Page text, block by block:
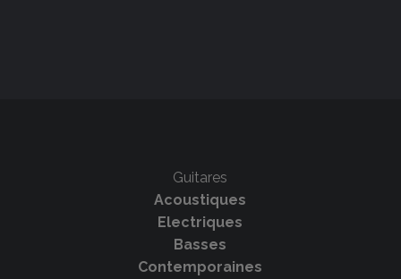
Guitares
Acoustiques
Electriques
Basses
Contemporaines